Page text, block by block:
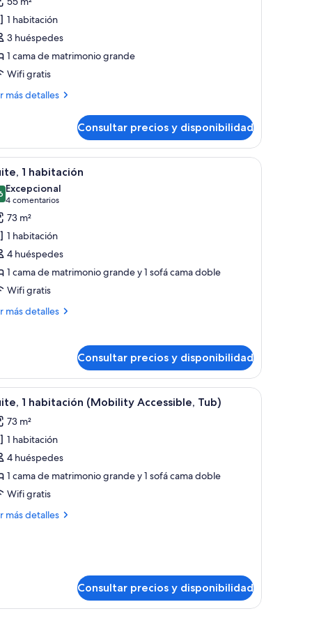
1 habitación
3 huéspedes
1 cama de matrimonio grande
Wifi gratis
más detalles
Consultar precios y disponibilidad
de la ciudad a través de amplias ventanas.
urbano, una mesa de centro redonda, un sofá, un sillón y dos lámparas.
Una habitación de hotel moderna con un
3 1 habitación
de 10
Excepcional
4 comentarios
(4 comentarios)
73 m²
1 habitación
4 huéspedes
1 cama de matrimonio grande y 1 sofá cama doble
Wifi gratis
más detalles
Consultar precios y disponibilidad
dos mesitas de noche con lámparas, una silla, un ventanal con vistas a
Una habitación de hotel moderna con un
6 1 habitación (Mobility Accessible, Tub)
73 m²
1 habitación
4 huéspedes
1 cama de matrimonio grande y 1 sofá cama doble
Wifi gratis
más detalles
Consultar precios y disponibilidad
a la ciudad.